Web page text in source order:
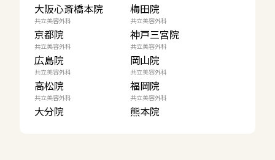
大阪心斎橋本院 梅田院
共立美容外科
京都院
共立美容外科
神戸三宮院
共立美容外科
広島院
共立美容外科
岡山院
共立美容外科
高松院
共立美容外科
福岡院
共立美容外科
大分院
共立美容外科
熊本院